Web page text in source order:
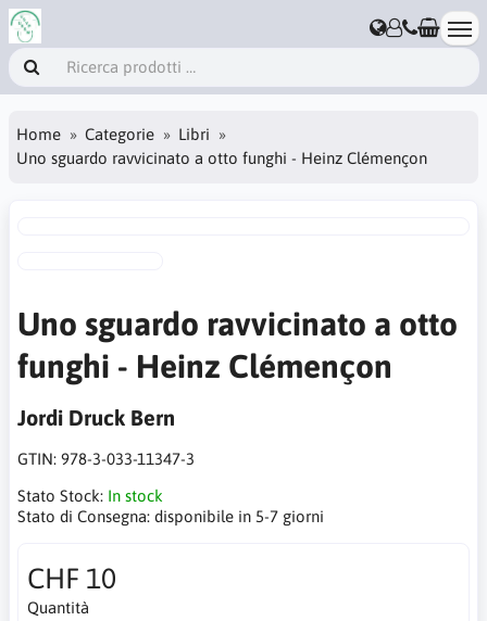
Home Categorie
Libri
Uno sguardo ravvicinato a otto funghi - Heinz Clémençon
Uno sguardo ravvicinato a otto
funghi - Heinz Clémençon
Jordi Druck Bern
GTIN: 978-3-033-11347-3
Stato Stock: In stock
Stato di Consegna: disponibile in 5-7 giorni
CHF 10
Quantità